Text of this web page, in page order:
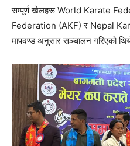
सम्पूर्ण खेलहरू World Karate
Federation (AKF) र Nepal
मापदण्ड अनुसार सञ्चालन गरिएको